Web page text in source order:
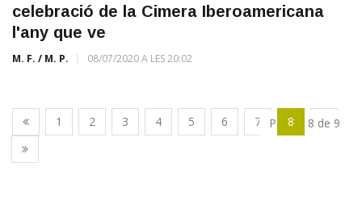
celebració de la Cimera Iberoamericana
l'any que ve
M. F. / M. P. 08/07/2020 A LES 20:02
1 2 3 4 5 6 7 8 9
Pàgina 8 de 9